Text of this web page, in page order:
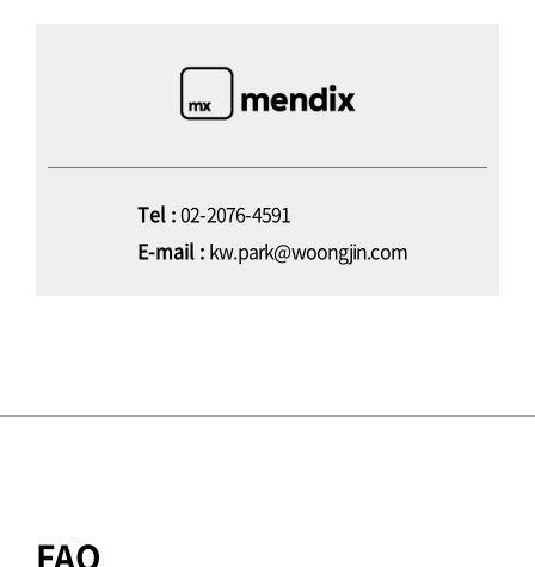
Tel :02-2076-4591
E-mail : kw.park@woongjin.com
FAQ